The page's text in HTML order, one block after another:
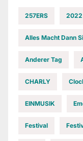
257ERS 2022
Alles Macht Dann
Anderer Tag
CHARLY
EINMUSIK
Festival